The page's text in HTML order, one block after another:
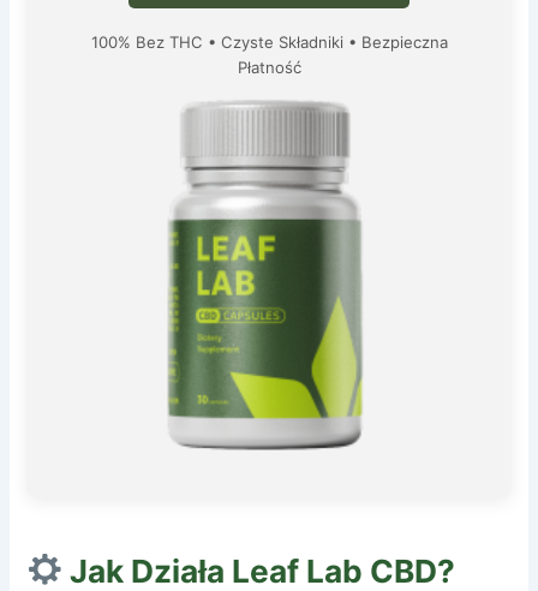
100% Bez THC • Czyste Składniki • Bezpieczna
Płatność
Jak Działa Leaf Lab CBD?